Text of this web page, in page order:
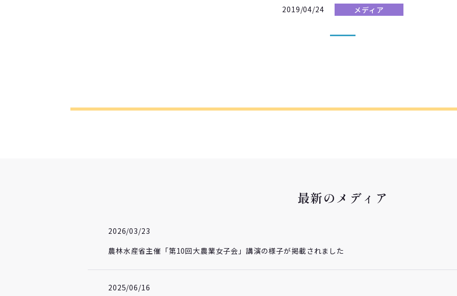
2019/04/24 メディア
最新のメディア
2026/03/23
農林水産省主催「第10回大農業女子会」講演の様子が掲載されました
2025/06/16